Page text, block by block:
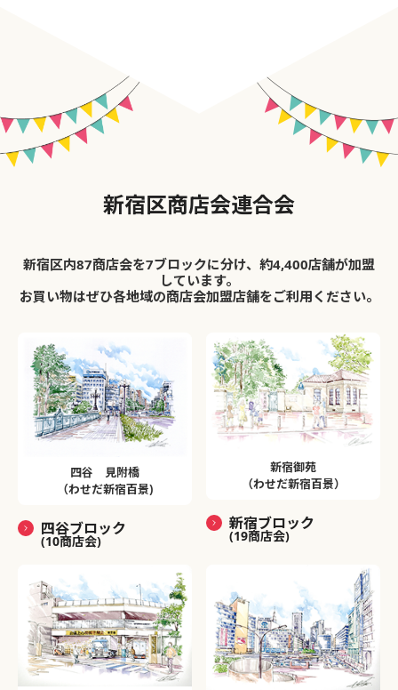
新宿区商店会連合会
新宿区内87商店会を7ブロックに分け、約4,400店舗が加盟
しています。
お買い物はぜひ各地域の商店会加盟店舗をご利用ください。
四谷 見附橋
（わせだ新宿百景)
四谷ブロック
(10商店会)
新宿御苑
（わせだ新宿百景）
新宿ブロック
(19商店会)